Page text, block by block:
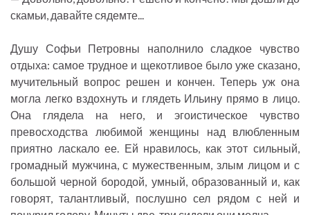
скамьи, давайте сядемте...
Душу Софьи Петровны наполнило сладкое чувство
отдыха: самое трудное и щекотливое было уже сказано,
мучительный вопрос решен и кончен. Теперь уж она
могла легко вздохнуть и глядеть Ильину прямо в лицо.
Она глядела на него, и эгоистическое чувство
превосходства любимой женщины над влюбленным
приятно ласкало ее. Ей нравилось, как этот сильный,
громадный мужчина, с мужественным, злым лицом и с
большой черной бородой, умный, образованный и, как
говорят, талантливый, послушно сел рядом с ней и